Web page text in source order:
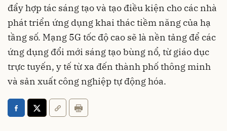
đẩy hợp tác sáng tạo và tạo điều kiện cho các nhà
phát triển ứng dụng khai thác tiềm năng của hạ
tầng số. Mạng 5G tốc độ cao sẽ là nền tảng để các
ứng dụng đổi mới sáng tạo bùng nổ, từ giáo dục
trực tuyến, y tế từ xa đến thành phố thông minh
và sản xuất công nghiệp tự động hóa.